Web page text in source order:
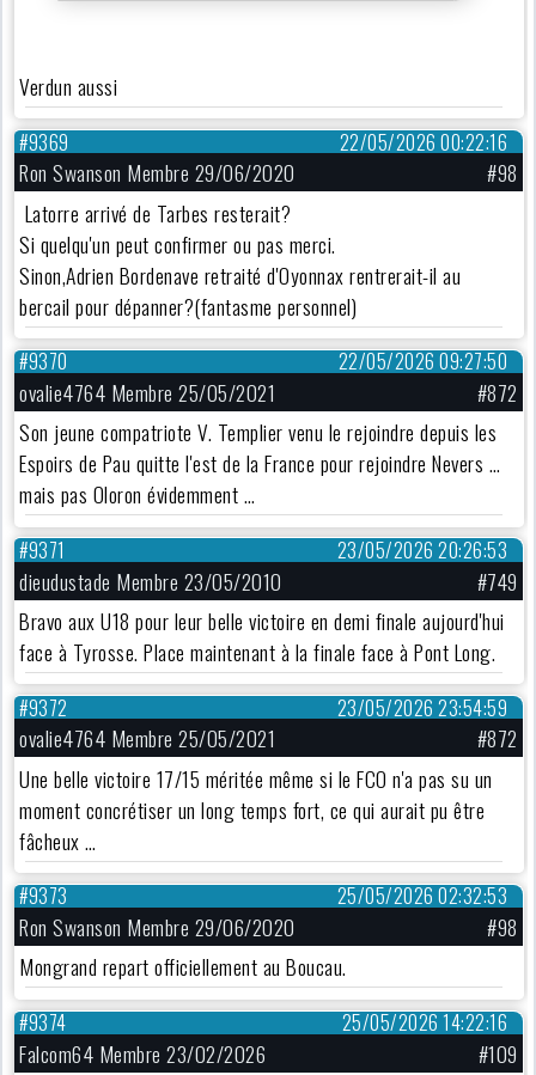
Verdun aussi
22/05/2026 00:22:16
#9369
Ron Swanson Membre 29/06/2020
#98
Latorre arrivé de Tarbes resterait?
Si quelqu'un peut confirmer ou pas merci.
Sinon,Adrien Bordenave retraité d'Oyonnax rentrerait-il au
bercail pour dépanner?(fantasme personnel)
22/05/2026 09:27:50
#9370
ovalie4764 Membre 25/05/2021
#872
Son jeune compatriote V. Templier venu le rejoindre depuis les
Espoirs de Pau quitte l'est de la France pour rejoindre Nevers …
mais pas Oloron évidemment …
23/05/2026 20:26:53
#9371
dieudustade Membre 23/05/2010
#749
Bravo aux U18 pour leur belle victoire en demi finale aujourd'hui
face à Tyrosse. Place maintenant à la finale face à Pont Long.
23/05/2026 23:54:59
#9372
ovalie4764 Membre 25/05/2021
#872
Une belle victoire 17/15 méritée même si le FCO n'a pas su un
moment concrétiser un long temps fort, ce qui aurait pu être
fâcheux …
25/05/2026 02:32:53
#9373
Ron Swanson Membre 29/06/2020
#98
Mongrand repart officiellement au Boucau.
25/05/2026 14:22:16
#9374
Falcom64 Membre 23/02/2026
#109